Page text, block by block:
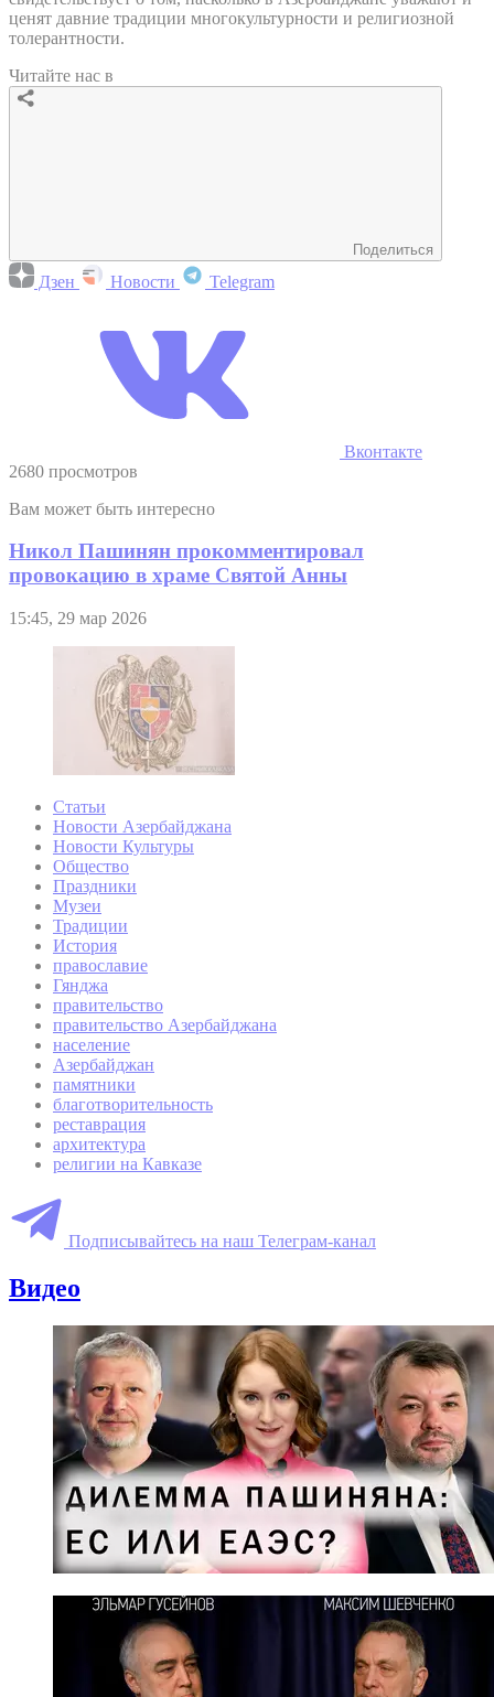
ценят давние традиции многокультурности и религиозной
толерантности.
Читайте нас в
Поделиться
Дзен Новости Telegram
Вконтакте
2680 просмотров
Вам может быть интересно
Никол Пашинян прокомментировал
провокацию в храме Святой Анны
15:45, 29 мар 2026
Статьи
Новости Азербайджана
Новости Культуры
Общество
Праздники
Музеи
Традиции
История
православие
Гянджа
правительство
правительство Азербайджана
население
Азербайджан
памятники
благотворительность
реставрация
архитектура
религии на Кавказе
Подписывайтесь на наш Телеграм-канал
Видео